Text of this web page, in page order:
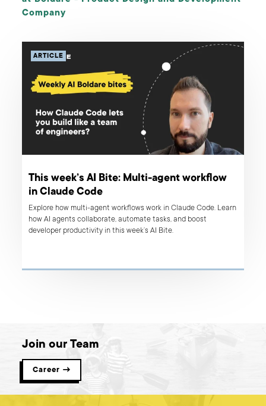
Company
ARTICLE
This week’s AI Bite: Multi-agent workflow
in Claude Code
Explore how multi-agent workflows work in Claude Code. Learn
how AI agents collaborate, automate tasks, and boost
developer productivity in this week’s AI Bite.
Join our Team
Career →